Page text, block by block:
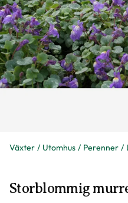
Växter Utomhus Perenner
Storblommig